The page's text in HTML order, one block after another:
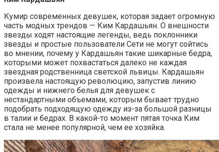
Кумир современных девушек, которая задает огромную
часть модных трендов — Ким Кардашьян. О внешности
звезды ходят настоящие легенды, ведь поклонники
звезды и простые пользователи Сети не могут сойтись
во мнении, почему у Кардашьян такие шикарные бедра,
которыми может похвастаться далеко не каждая
звездная родственница светской львицы. Кардашьян
произвела настоящую революцию, запустив линию
одежды и нижнего белья для девушек с
нестандартными объемами, которым бывает трудно
подобрать подходящую одежду из-за большой разницы
в талии и бедрах. В какой-то момент пятая точка Ким
стала не менее популярной, чем ее хозяйка.